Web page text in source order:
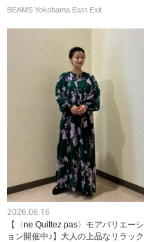
BEAMS Yokohama East Exit
2026.06.16
【〈ne Quittez pas〉モアバリエーシ
ョン開催中♪】大人の上品なリラック